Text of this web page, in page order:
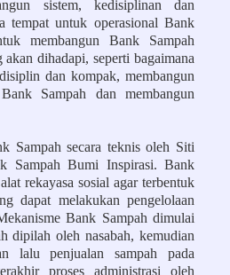
sistem, kedisiplinan dan
tempat untuk operasional Bank
membangun Bank Sampah
akan dihadapi, seperti bagaimana
dan kompak, membangun
Sampah dan membangun
Sampah secara teknis oleh Siti
Sampah Bumi Inspirasi. Bank
rekayasa sosial agar terbentuk
dapat melakukan pengelolaan
Bank Sampah dimulai
dipilah oleh nasabah, kemudian
lalu penjualan sampah pada
proses administrasi oleh